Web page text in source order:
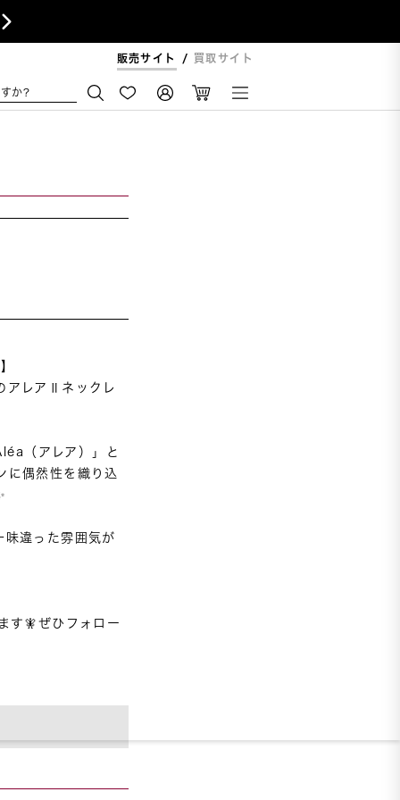

販売サイト 買取サイト
か?
アレアⅡネックレ
（アレア）」と
に偶然性を織り込
味違った雰囲気が
す🧚ぜひフォロー